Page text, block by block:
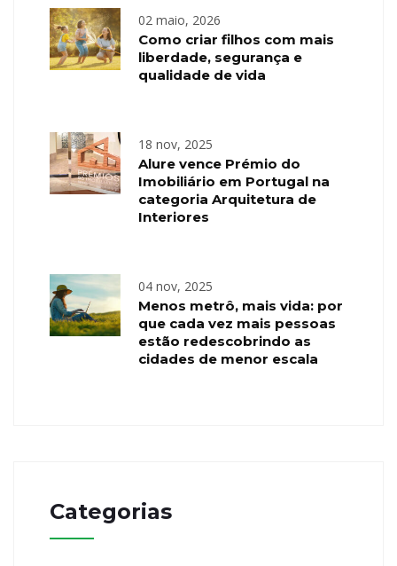
02 maio, 2026
Como criar filhos com mais
liberdade, segurança e
qualidade de vida
18 nov, 2025
Alure vence Prémio do
Imobiliário em Portugal na
categoria Arquitetura de
Interiores
04 nov, 2025
Menos metrô, mais vida: por
que cada vez mais pessoas
estão redescobrindo as
cidades de menor escala
Categorias